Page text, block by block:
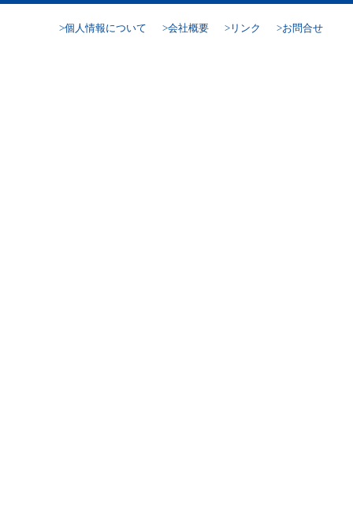
個人情報について 会社概要 リンク お問合せ